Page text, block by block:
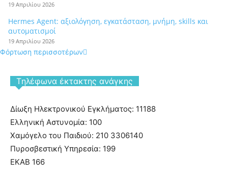
19 Απριλίου 2026
Hermes Agent: αξιολόγηση, εγκατάσταση, μνήμη, skills και
αυτοματισμοί
19 Απριλίου 2026
Φόρτωση περισσοτέρων
Tηλέφωνα έκτακτης ανάγκης
Δίωξη Ηλεκτρονικού Εγκλήματος: 11188
Ελληνική Αστυνομία: 100
Χαμόγελο του Παιδιού: 210 3306140
Πυροσβεστική Υπηρεσία: 199
ΕΚΑΒ 166